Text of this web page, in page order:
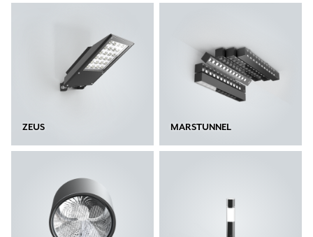
ZEUS MARSTUNNEL